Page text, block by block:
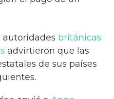
autoridades británicas
advirtieron que las
de sus países